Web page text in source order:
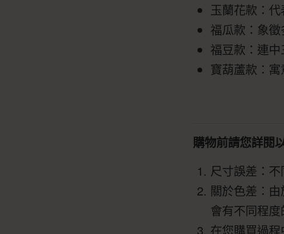
玉蘭花款：
福瓜款：象
福豆款：連
寶葫蘆款：寓
購物前請您詳閱
尺寸誤差：
關於色差：
會有不同程
在您購買過